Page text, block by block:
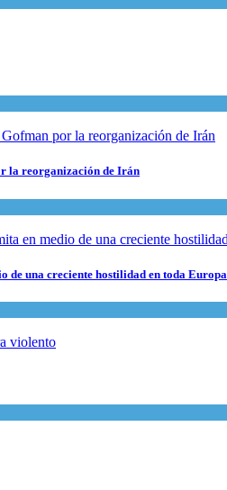
la reorganización de Irán
de una creciente hostilidad en toda Europa